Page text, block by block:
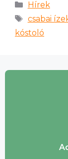
Hírek
csabai
kóstoló